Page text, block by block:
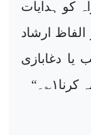
کو ہدایات
ارشاد
یا دغابازی
کرنا۱؎۔“